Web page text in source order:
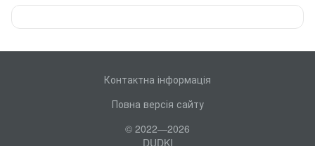
Контактна інформація
Повна версія сайту
© 2022—2026
DUDKI